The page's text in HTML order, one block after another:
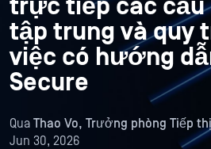
trực tiếp các cấu
tập trung và quy
việc có hướng
Secure
Qua Thao Vo, Trưởng phòng Tiếp
Jun 30, 2026